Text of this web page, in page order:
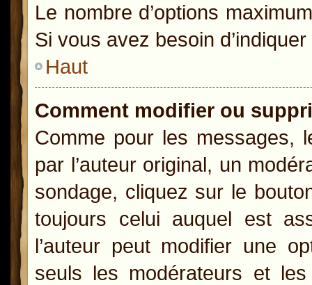
Le nombre d’options
Si vous avez besoin
Haut
Comment modifier ou
Comme pour les messages,
par l’auteur original, un
sondage, cliquez sur le
toujours celui auquel est
l’auteur peut modifier une
seuls les modérateurs et